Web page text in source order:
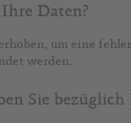
Daten?
um eine
werden.
Sie